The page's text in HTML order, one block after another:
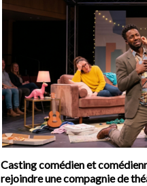
Casting comédien et
rejoindre une compagnie de